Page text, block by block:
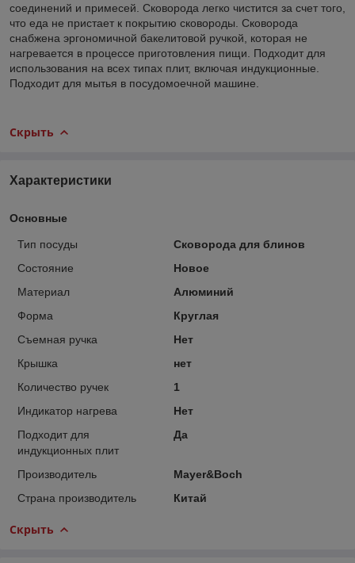
соединений и примесей. Сковорода легко чистится за счет того,
что еда не пристает к покрытию сковороды. Сковорода
снабжена эргономичной бакелитовой ручкой, которая не
нагревается в процессе приготовления пищи. Подходит для
использования на всех типах плит, включая индукционные.
Подходит для мытья в посудомоечной машине.
Скрыть
Характеристики
Основные
Тип посуды
Сковорода для блинов
Состояние
Новое
Материал
Алюминий
Форма
Круглая
Съемная ручка
Нет
Крышка
нет
Количество ручек
1
Индикатор нагрева
Нет
Подходит для
индукционных плит
Да
Производитель
Mayer&Boch
Страна производитель
Китай
Скрыть